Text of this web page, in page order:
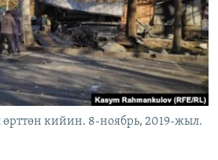
кийин. 8-ноябрь, 2019-жыл.